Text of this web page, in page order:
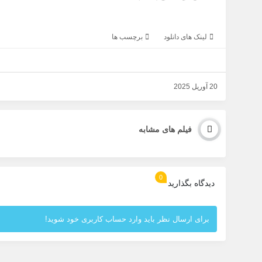
لینک های دانلود برچسب ها
20 آوریل 2025
فیلم های مشابه
دیدگاه بگذارید
0
برای ارسال نظر باید وارد حساب کاربری خود شوید!